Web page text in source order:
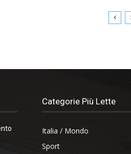
Categorie Più Lette
Italia / Mondo
Sport